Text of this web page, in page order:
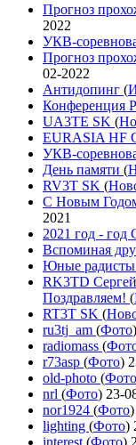
Прогноз
2022
УКВ-
Прогноз
02-2022
Антидопинг (
Конференция
UA3TE SK (
EURASIA HF
УКВ-
День памяти (
RV3T SK (
С Новым
2021
2021 год - год
Вспоминая
Юные радисты
RK3TD
Поздравляем! (
RT3T SK (
ru3tj_am (Фото)
radiomass (
r73asp (Фото)
old-photo (Фото
nrl (Фото) 23-
nor1924 (Фото)
lighting (Фото)
interest (Фото)